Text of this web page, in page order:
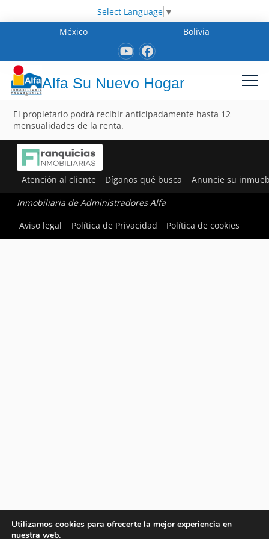
Select Language ▼
México
Bolivia
Alfa Su Nuevo Hogar
El propietario podrá recibir anticipadamente hasta 12
mensualidades de la renta.
Atención al cliente Díganos qué busca Anuncie su
Inmobiliaria de Administradores Alfa
Aviso legal
Política de Privacidad Política de cookies
Utilizamos cookies para ofrecerte la mejor experiencia en
nuestra web.